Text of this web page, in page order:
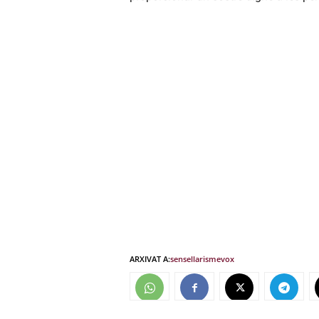
ARXIVAT A:sensellarismevox